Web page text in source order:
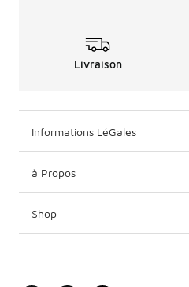
Livraison
Informations LéGales
à Propos
Shop